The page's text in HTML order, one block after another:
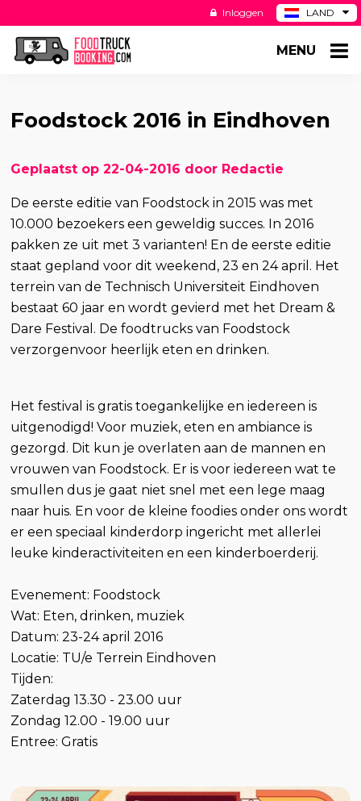
LAND
DE
Inloggen
MENU
Foodstock 2016 in Eindhoven
Geplaatst op 22-04-2016 door Redactie
De eerste editie van Foodstock in 2015 was met
10.000 bezoekers een geweldig succes. In 2016
pakken ze uit met 3 varianten! En de eerste editie
staat gepland voor dit weekend, 23 en 24 april. Het
terrein van de Technisch Universiteit Eindhoven
bestaat 60 jaar en wordt gevierd met het Dream &
Dare Festival. De foodtrucks van Foodstock
verzorgenvoor heerlijk eten en drinken.
Het festival is gratis toegankelijke en iedereen is
uitgenodigd! Voor muziek, eten en ambiance is
gezorgd. Dit kun je overlaten aan de mannen en
vrouwen van Foodstock. Er is voor iedereen wat te
smullen dus je gaat niet snel met een lege maag
naar huis. En voor de kleine foodies onder ons wordt
er een speciaal kinderdorp ingericht met allerlei
leuke kinderactiviteiten en een kinderboerderij.
Evenement: Foodstock
Wat: Eten, drinken, muziek
Datum: 23-24 april 2016
Locatie: TU/e Terrein Eindhoven
Tijden:
Zaterdag 13.30 - 23.00 uur
Zondag 12.00 - 19.00 uur
Entree: Gratis